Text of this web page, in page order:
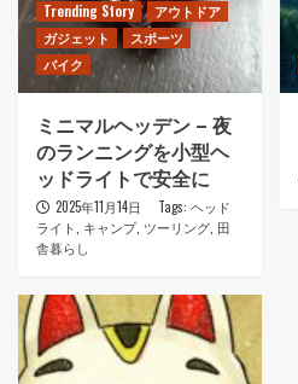
Trending Story
アウトドア
ガジェット
スポーツ
バイク
ミニマルヘッデン – 夜
のランニングを小型ヘ
ッドライトで安全に
2025年11月14日 Tags: ヘッド
ライト キャンプ, ツーリング 田
舎暮らし